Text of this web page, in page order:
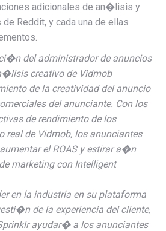
adicionales de an�lisis y
Reddit, y cada una de ellas
del administrador de anuncios
creativo de Vidmob
de la creatividad del anuncio
del anunciante. Con los
de rendimiento de los
real de Vidmob, los anunciantes
el ROAS y estirar a�n
marketing con Intelligent
en la industria en su plataforma
de la experiencia del cliente,
ayudar� a los anunciantes